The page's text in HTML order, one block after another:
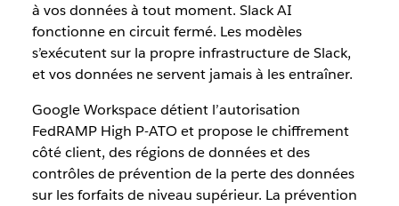
à vos données à tout moment. Slack AI
fonctionne en circuit fermé. Les modèles
s’exécutent sur la propre infrastructure de Slack,
et vos données ne servent jamais à les entraîner.
Google Workspace détient l’autorisation
FedRAMP High P-ATO et propose le chiffrement
côté client, des régions de données et des
contrôles de prévention de la perte des données
sur les forfaits de niveau supérieur. La prévention